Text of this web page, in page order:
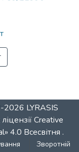
2026 LYRASIS
Creative
4.0 Всесвітня .
Зворотній